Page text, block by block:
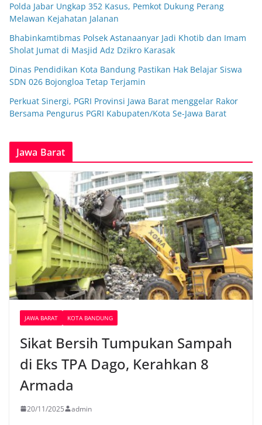
Polda Jabar Ungkap 352 Kasus, Pemkot Dukung Perang
Melawan Kejahatan Jalanan
Bhabinkamtibmas Polsek Astanaanyar Jadi Khotib dan Imam
Sholat Jumat di Masjid Adz Dzikro Karasak
Dinas Pendidikan Kota Bandung Pastikan Hak Belajar Siswa
SDN 026 Bojongloa Tetap Terjamin
Perkuat Sinergi, PGRI Provinsi Jawa Barat menggelar Rakor
Bersama Pengurus PGRI Kabupaten/Kota Se-Jawa Barat
Jawa Barat
JAWA BARAT KOTA BANDUNG
Sikat Bersih Tumpukan Sampah
di Eks TPA Dago, Kerahkan 8
Armada
20/11/2025 admin